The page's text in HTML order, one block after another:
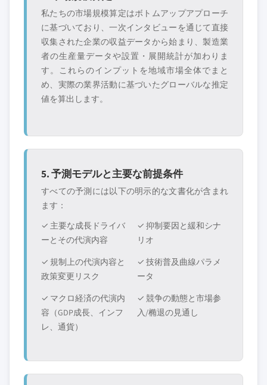
私たちの市場規模算定はボトムアップアプローチ
に基づいており、一次インタビューを通じて直接
収集された企業の収益データから始まり、製造業
者の生産量データや設置・展開統計が加わりま
す。これらのインプットを地域市場全体でまと
め、実際の業界活動に基づいたグローバルな推定
値を算出します。
5. 予測モデルと主要な前提条件
すべての予測には以下の明示的な文書化が含まれ
ます：
✓ 主要な成長ドライバ
ーとその代演内容
✓ 抑制要因と緩和シナ
リオ
✓ 規制上の代演内容と
政策変更リスク
✓ 技術普及曲線パラメ
ータ
✓ マクロ経済の代演内
容（GDP成長、インフ
レ、通貨）
✓ 競争の動態と市場参
入/椭退の見通し